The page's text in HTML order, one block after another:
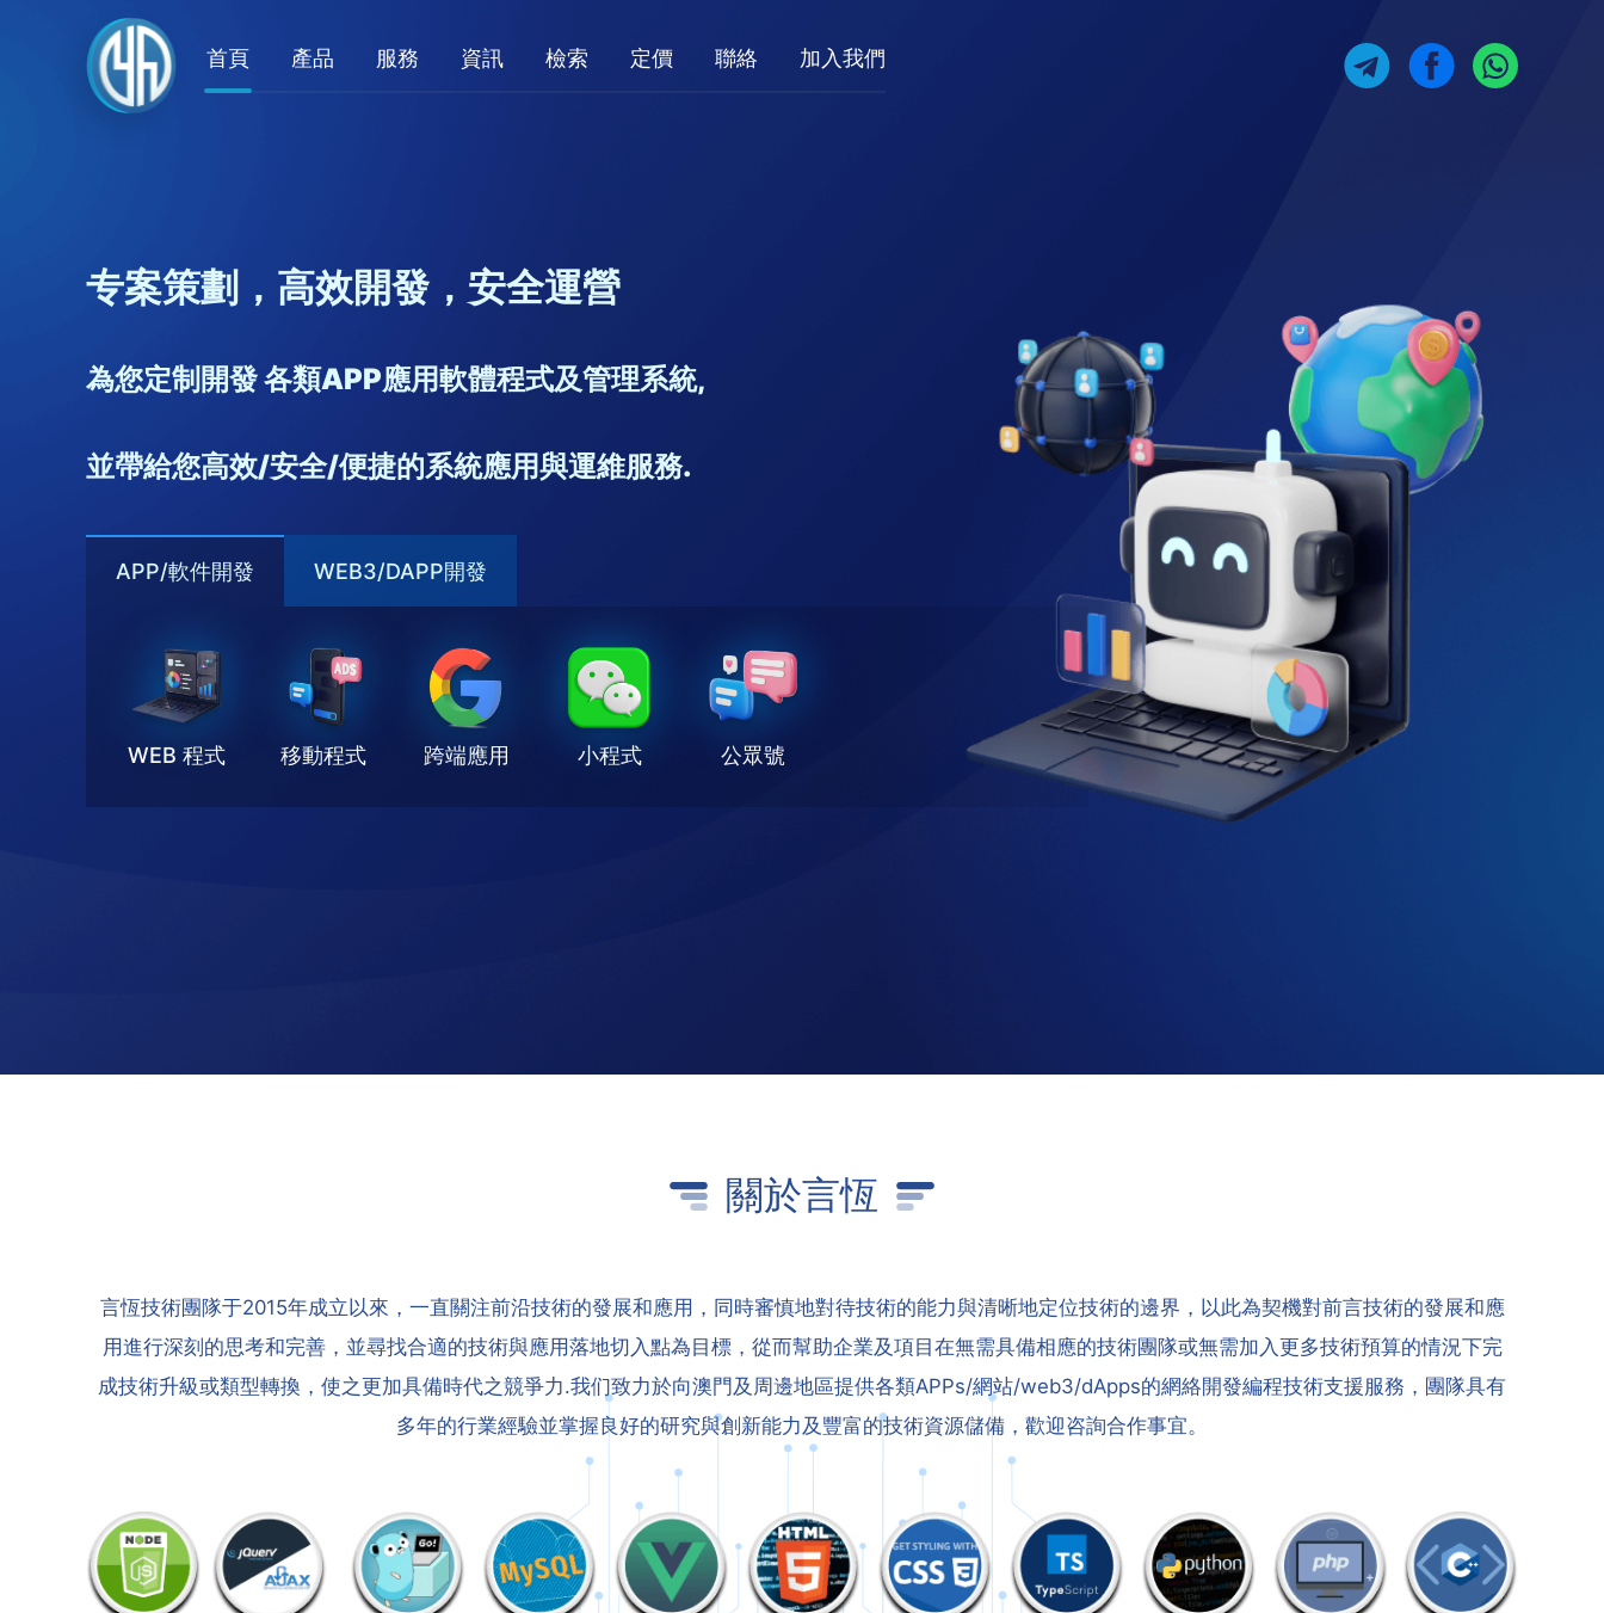
首頁 產品 服務 資訊 檢索 定價 聯絡 加入我們
专案策劃，高效開發，安全運營
為您定制開發 各類APP應用軟體程式及管理系統,
並帶給您高效/安全/便捷的系統應用與運維服務.
APP/軟件開發 WEB3/DAPP開發
WEB 程式 移動程式 跨端應用 小程式 公眾號
關於言恆
言恆技術團隊于2015年成立以來，一直關注前沿技術的發展和應用，同時審慎地對待技術的能力與清晰地定位技術的邊界，以此為契機對前言技術的發展和應
用進行深刻的思考和完善，並尋找合適的技術與應用落地切入點為目標，從而幫助企業及項目在無需具備相應的技術團隊或無需加入更多技術預算的情況下完
成技術升級或類型轉換，使之更加具備時代之競爭力.我们致力於向澳門及周邊地區提供各類APPs/網站/web3/dApps的網絡開發編程技術支援服務，團隊具有
多年的行業經驗並掌握良好的研究與創新能力及豐富的技術資源儲備，歡迎咨詢合作事宜。